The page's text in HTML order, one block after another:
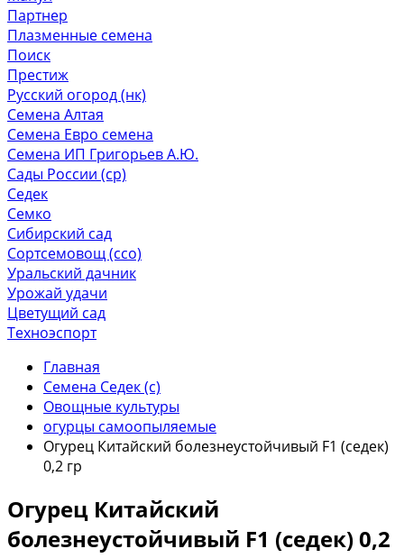
Партнер
Плазменные семена
Поиск
Престиж
Русский огород (нк)
Семена Алтая
Семена Евро семена
Семена ИП Григорьев А.Ю.
Сады России (ср)
Седек
Семко
Сибирский сад
Сортсемовощ (ссо)
Уральский дачник
Урожай удачи
Цветущий сад
Техноэспорт
Главная
Семена Седек (с)
Овощные культуры
огурцы самоопыляемые
Огурец Китайский болезнеустойчивый F1 (седек)
0,2 гр
Огурец Китайский
болезнеустойчивый F1 (седек) 0,2